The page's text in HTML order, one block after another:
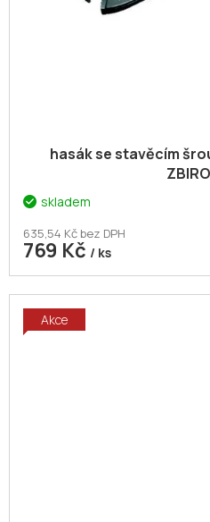
hasák se stavěcím
skladem
635,54 Kč bez DPH
769 Kč / ks
Akce